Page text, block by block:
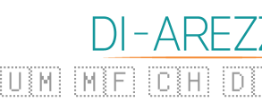
🇺🇲 🇲🇫 🇨🇭